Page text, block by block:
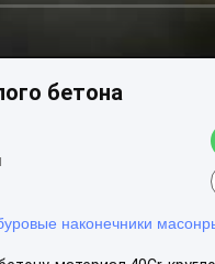
бетона
наконечники